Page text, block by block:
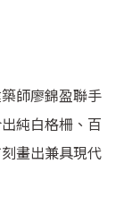
師廖錦盈聯手
純白格柵、百
畫出兼具現代